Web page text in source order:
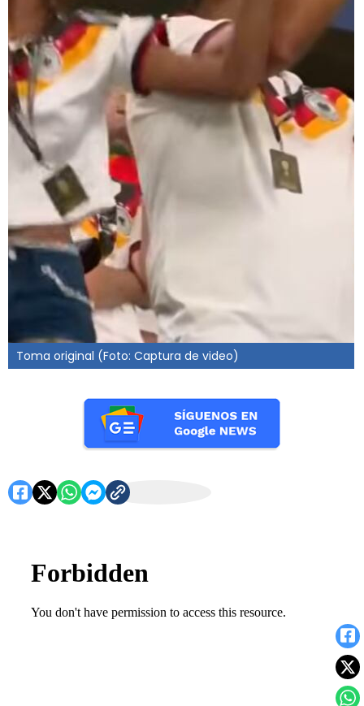
Toma original (Foto: Captura de video)